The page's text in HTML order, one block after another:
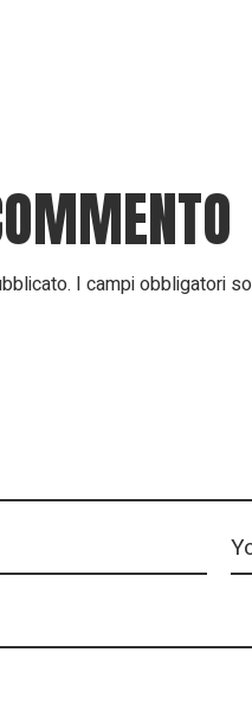
I campi obbligatori